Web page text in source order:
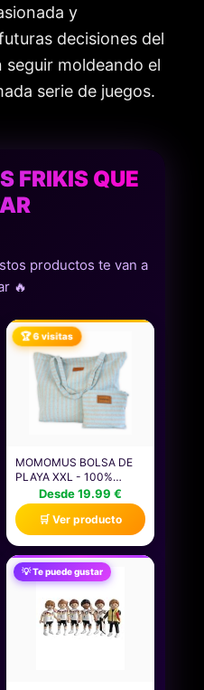
y
decisiones del
moldeando el
serie de juegos.
FRIKIS QUE
productos te van a
🔥
🏆 6 visitas
MOMOMUS BOLSA DE
PLAYA XXL - 100%
ALGODÓN RECICLADO,
CON CARTERA DE
MANO A JUEGO Y
PLEGABLE - BOLSO DE
PLAYA PARA MUJER
GRANDE Y FAMILIAR
PARA VERANO Y
TURQUESA
Desde 19.99 €
🛒 Ver producto
💡 Te puede gustar